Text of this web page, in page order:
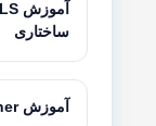
ساختاری
آموزش Sequencher برای آنالیز توالی DNA